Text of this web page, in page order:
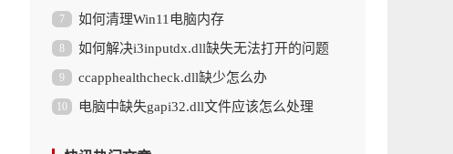
7 如何清理Win11电脑内存
8 如何解决i3inputdx.dll缺失无法打开的问题
9 ccapphealthcheck.dll缺少怎么办
10 电脑中缺失gapi32.dll文件应该怎么处理